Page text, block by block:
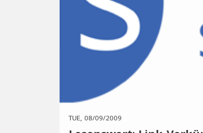
TUE, 08/09/2009